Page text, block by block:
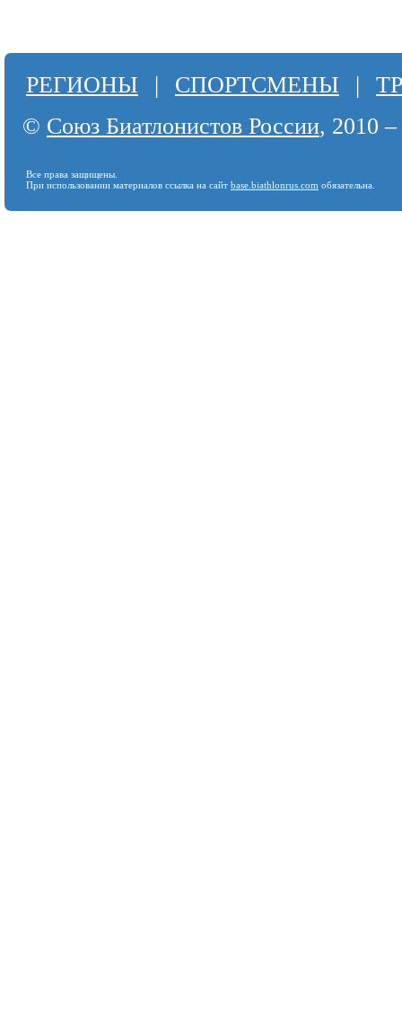
РЕГИОНЫ | СПОРТСМЕНЫ |
© Союз Биатлонистов России, 2010
Все права защищены.
При использовании материалов ссылка на сайт base.biathlonrus.com обязательна.